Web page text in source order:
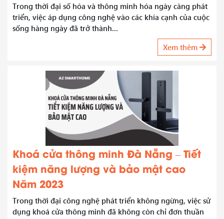
Trong thời đại số hóa và thông minh hóa ngày càng phát
triển, việc áp dụng công nghệ vào các khía cạnh của cuộc
sống hàng ngày đã trở thành...
Xem thêm
Khoá cửa thông minh Đà Nẵng – Tiết
kiệm năng lượng và bảo mật cao
Năm 2023
Trong thời đại công nghệ phát triển không ngừng, việc sử
dụng khoá cửa thông minh đã không còn chỉ đơn thuần